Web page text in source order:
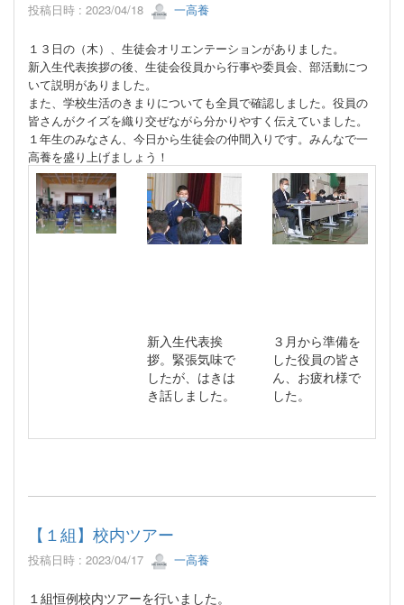
投稿日時 : 2023/04/18 一高養
１３日の（木）、生徒会オリエンテーションがありました。
新入生代表挨拶の後、生徒会役員から行事や委員会、部活動につ
いて説明がありました。
また、 学校生活のきまりについても全員で確認しました。役員の
皆さんがクイズを織り交ぜながら分かりやすく伝えていました。
１年生のみなさん、今日から生徒会の仲間入りです。みんなで一
高養を盛り上げましょう！
新入生代表挨
拶。緊張気味で
したが、はきは
き話しました。
３月から準備を
した役員の皆さ
ん、お疲れ様で
した。
【１組】校内ツアー
投稿日時 : 2023/04/17 一高養
１組恒例校内ツアーを行いました。